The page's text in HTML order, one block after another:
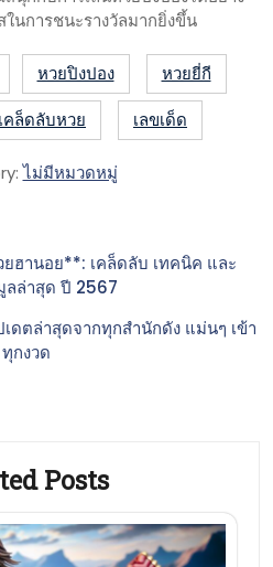
นการชนะรางวัลมากยิ่งขึ้น
หวยปิงปอง
หวยยี่กี
เคล็ดลับหวย เลขเด็ด
ไม่มีหมวดหมู่
ยฮานอย**: เคล็ดลับ เทคนิค และ
ลล่าสุด ปี 2567
เดตล่าสุดจากทุกสำนักดัง แม่นๆ เข้า
ทุกงวด
Posts